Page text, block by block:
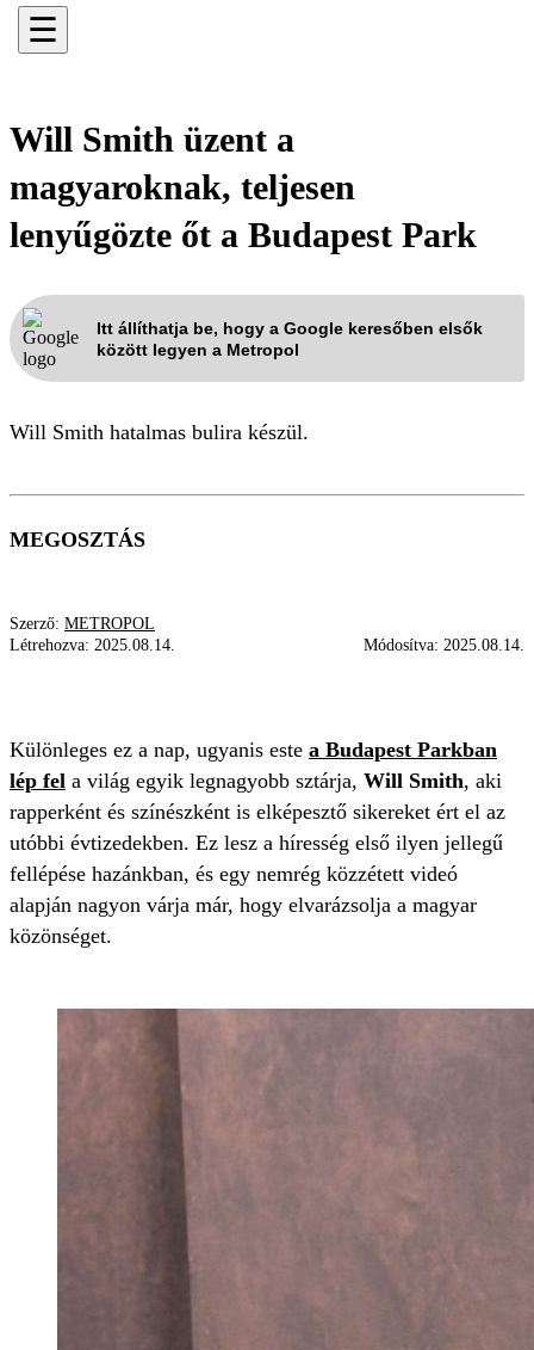
☰
Will Smith üzent a
magyaroknak, teljesen
lenyűgözte őt a Budapest Park
Itt állíthatja be, hogy a Google keresőben elsők
között legyen a Metropol
Will Smith hatalmas bulira készül.
MEGOSZTÁS
Szerző: METROPOL
Létrehozva: 2025.08.14. Módosítva: 2025.08.14.
Különleges ez a nap, ugyanis este a Budapest Parkban
lép fel a világ egyik legnagyobb sztárja, Will Smith, aki
rapperként és színészként is elképesztő sikereket ért el az
utóbbi évtizedekben. Ez lesz a híresség első ilyen jellegű
fellépése hazánkban, és egy nemrég közzétett videó
alapján nagyon várja már, hogy elvarázsolja a magyar
közönséget.